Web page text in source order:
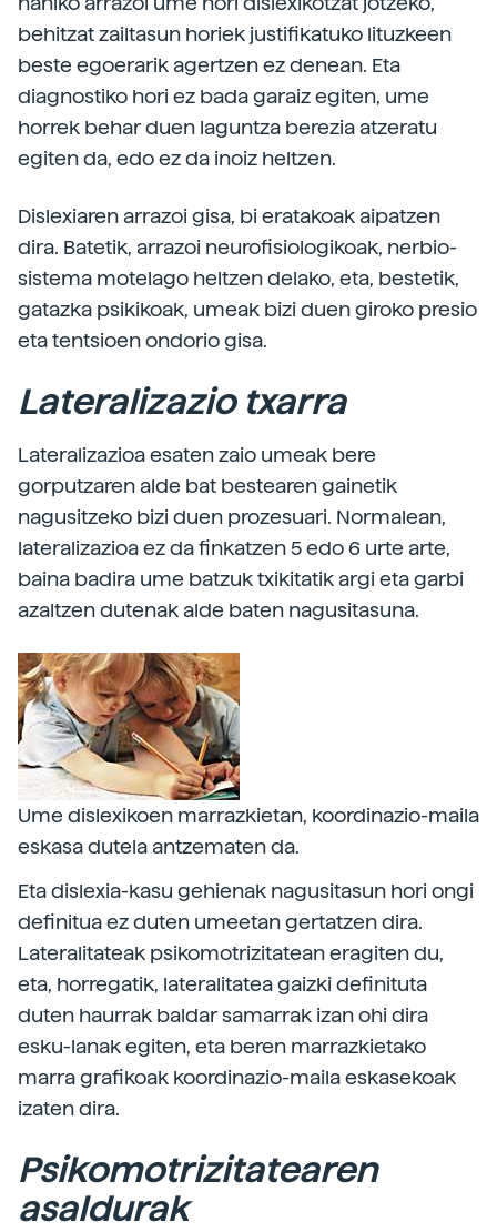
behitzat zailtasun horiek justifikatuko lituzkeen
beste egoerarik agertzen ez denean. Eta
diagnostiko hori ez bada garaiz egiten, ume
horrek behar duen laguntza berezia atzeratu
egiten da, edo ez da inoiz heltzen.
Dislexiaren arrazoi gisa, bi eratakoak aipatzen
dira. Batetik, arrazoi neurofisiologikoak, nerbio-
sistema motelago heltzen delako, eta, bestetik,
gatazka psikikoak, umeak bizi duen giroko presio
eta tentsioen ondorio gisa.
Lateralizazio txarra
Lateralizazioa esaten zaio umeak bere
gorputzaren alde bat bestearen gainetik
nagusitzeko bizi duen prozesuari. Normalean,
lateralizazioa ez da finkatzen 5 edo 6 urte arte,
baina badira ume batzuk txikitatik argi eta garbi
azaltzen dutenak alde baten nagusitasuna.
Ume dislexikoen marrazkietan, koordinazio-maila
eskasa dutela antzematen da.
Eta dislexia-kasu gehienak nagusitasun hori ongi
definitua ez duten umeetan gertatzen dira.
Lateralitateak psikomotrizitatean eragiten du,
eta, horregatik, lateralitatea gaizki definituta
duten haurrak baldar samarrak izan ohi dira
esku-lanak egiten, eta beren marrazkietako
marra grafikoak koordinazio-maila eskasekoak
izaten dira.
Psikomotrizitatearen
asaldurak